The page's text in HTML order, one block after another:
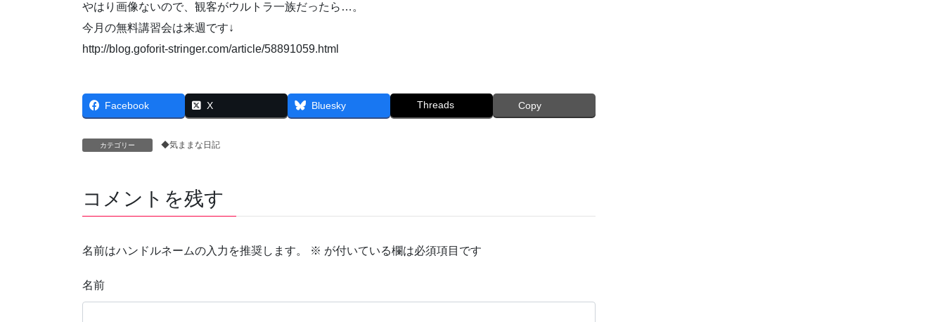
やはり画像ないので、観客がウルトラ一族だったら…。
今月の無料講習会は来週です↓
http://blog.goforit-stringer.com/article/58891059.html
Facebook X Bluesky Threads Copy
カテゴリー ◆気ままな日記
コメントを残す
名前はハンドルネームの入力を推奨します。 ※ が付いている欄は必須項目です
名前